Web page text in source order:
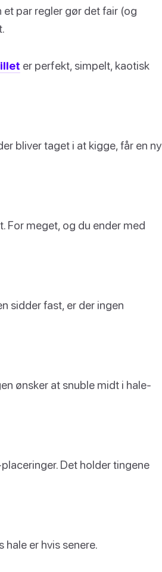
par regler gør det fair (og
er perfekt, simpelt, kaotisk
bliver taget i at kigge, får en ny
For meget, og du ender med
sidder fast, er der ingen
ønsker at snuble midt i hale-
Det holder tingene
hale er hvis senere.